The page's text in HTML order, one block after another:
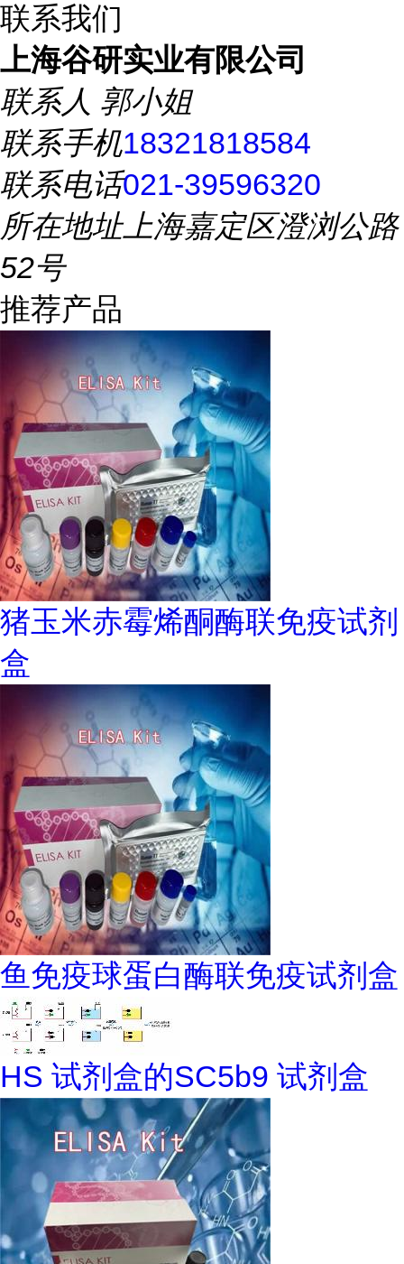
联系我们
上海谷研实业有限公司
联系人 郭小姐
联系手机18321818584
联系电话021-39596320
所在地址上海嘉定区澄浏公路
52号
推荐产品
猪玉米赤霉烯酮酶联免疫试剂
盒
鱼免疫球蛋白酶联免疫试剂盒
HS 试剂盒的SC5b9 试剂盒